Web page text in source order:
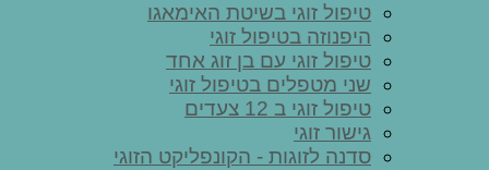
טיפול זוגי בשיטת האימאגו
היפנוזה בטיפול זוגי
טיפול זוגי עם בן זוג אחד
שני מטפלים בטיפול זוגי
טיפול זוגי ב 12 צעדים
גישור זוגי
סדנה לזוגות - הקונפליקט הזוגי